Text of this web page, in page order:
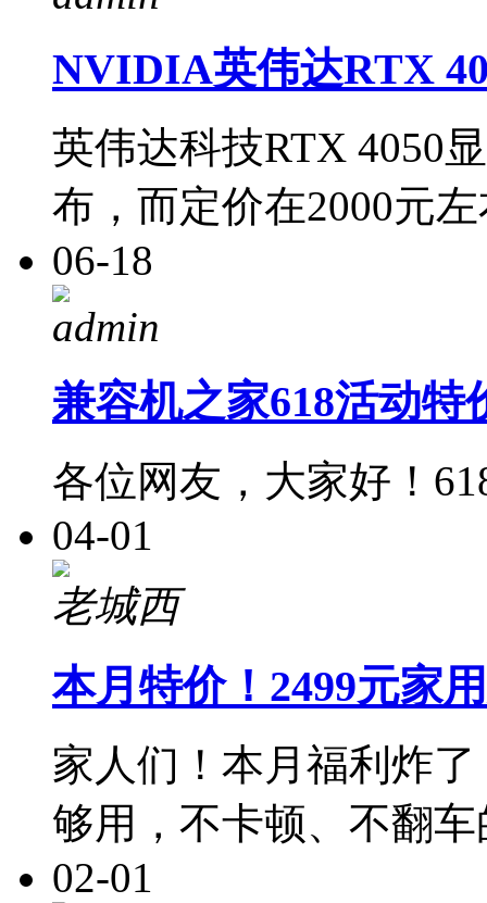
NVIDIA英伟达RTX
英伟达科技RTX 4050
布，而定价在2000元
06-18
admin
兼容机之家618活动特
各位网友，大家好！
04-01
老城西
本月特价！2499元家
家人们！本月福利炸
够用，不卡顿、不翻车
02-01